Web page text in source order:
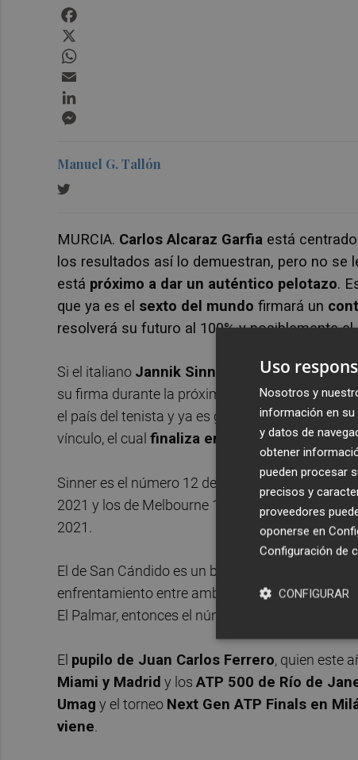
Manuel G. Tallón
MURCIA. Carlos Alcaraz Garfia está
los resultados así lo demuestran, pero no se
está próximo a dar un auténtico pelotazo.
que ya es el sexto del mundo firmará un
resolverá su futuro al 100% y posiblemente
Si el italiano Jannik Sinner, de 20 años-en
su firma durante la próxima década a cambio
el país del tenista y ya es global- ¿cuánto
vínculo, el cual finaliza en 2025?
Sinner es el número 12 del ranking ATP y ha
2021 y los de Melbourne 1 y Amberes el
2021.
El de San Cándido es un buen tenista, pero
enfrentamiento entre ambos -fue en los
El Palmar, entonces el número 35 del mundo,
El pupilo de Juan Carlos Ferrero, quien este
Miami y Madrid y los ATP 500 de Río de
Umag y el torneo Next Gen ATP Finals en
viene.
Uso
Nosotros y
información en su
y datos de
obtener
pueden procesar
precisos y
proveedores
oponerse en
Configuración de
CONFIGURAR